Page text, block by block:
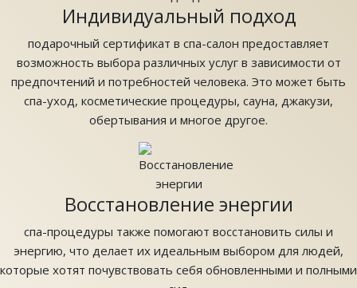
Индивидуальный подход
подарочный сертификат в спа-салон предоставляет
возможность выбора различных услуг в зависимости от
предпочтений и потребностей человека. Это может быть
спа-уход, косметические процедуры, сауна, джакузи,
обертывания и многое другое.
Восстановление энергии
спа-процедуры также помогают восстановить силы и
энергию, что делает их идеальным выбором для людей,
которые хотят почувствовать себя обновленными и полными